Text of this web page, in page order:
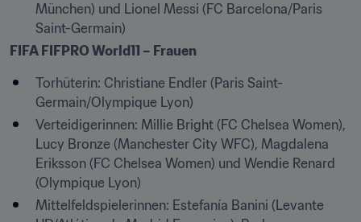
München) und Lionel Messi (FC Barcelona/Paris
Saint-Germain)
FIFA FIFPRO World11 – Frauen
Torhüterin: Christiane Endler (Paris Saint-
Germain/Olympique Lyon)
Verteidigerinnen: Millie Bright (FC Chelsea Women),
Lucy Bronze (Manchester City WFC), Magdalena
Eriksson (FC Chelsea Women) und Wendie Renard
(Olympique Lyon)
Mittelfeldspielerinnen: Estefanía Banini (Levante